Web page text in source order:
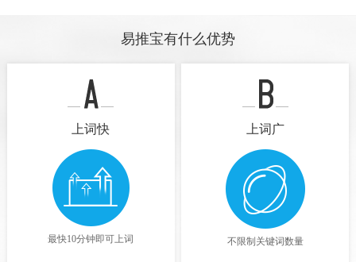
易推宝有什么优势
上词快
最快10分钟即可上词
上词广
不限制关键词数量